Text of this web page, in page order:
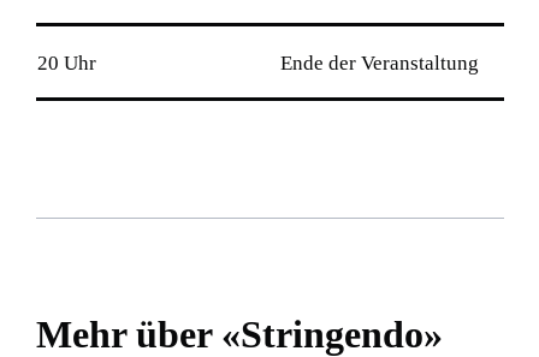
20 Uhr Ende der Veranstaltung
Mehr über «Stringendo»